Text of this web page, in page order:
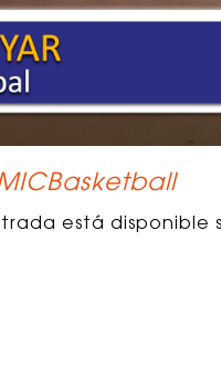
está disponible